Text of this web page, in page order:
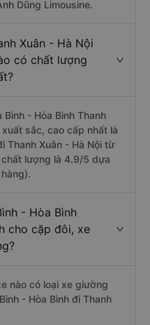
Dũng Limousine.
Xuân - Hà Nội
có chất lượng
- Hòa Bình Thanh
sắc, cao cấp nhất là
Thanh Xuân - Hà Nội từ
chất lượng là 4.9/5 dựa
- Hòa Bình
cho cặp đôi, xe
nào có loại xe giường
- Hòa Bình đi Thanh